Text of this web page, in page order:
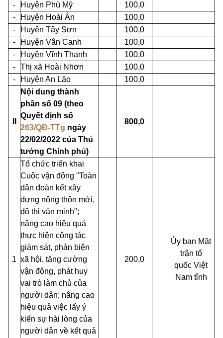
-
Huyện Phù Mỹ
100,0
-
Huyện Hoài Ân
100,0
-
Huyện Tây Sơn
100,0
-
Huyện Vân Canh
100,0
-
Huyện Vĩnh Thạnh
100,0
- Thị xã Hoài Nhơn
100,0
-
Huyện An Lão 100,0
Nội dung thành
phần số 09 (theo
Quyết định số
263/QĐ-TTg ngày
22/02/2022 của Thủ
tướng Chính phủ)
800,0
1
Tổ chức triển khai
Cuộc vận động "Toàn
dân đoàn kết xây
dựng nông thôn mới,
đô thị văn minh";
nâng cao hiệu quả
thực hiện công tác
giám sát, phản biện
xã hội, tăng cường
vận động, phát huy
vai trò làm chủ của
người dân; nâng cao
hiệu quả việc lấy ý
kiến sự hài lòng của
người dân về kết quả
200,0
Ủy ban Mặt
trận tổ
quốc Việt
Nam tỉnh